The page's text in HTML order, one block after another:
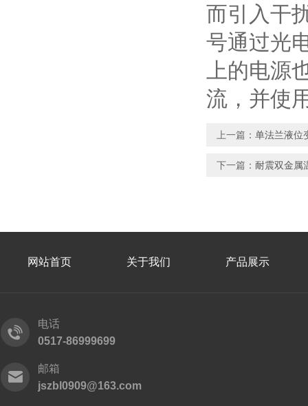
而引入干
号通过光
上的电源
流，并使
上一篇： 单法兰液位
下一篇： 耐震双金属
网站首页 关于我们 产品展示
电话
0517-86999699
邮箱
jszbl0909@163.com